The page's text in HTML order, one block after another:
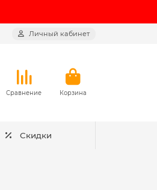
Личный кабинет
Сравнение Корзина
Скидки